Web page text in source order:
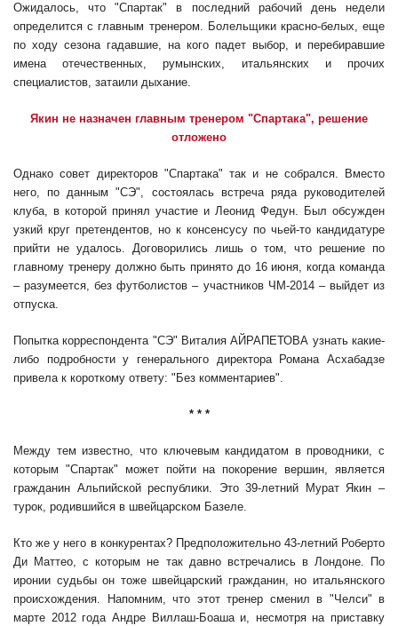
Ожидалось, что "Спартак" в последний рабочий день недели
определится с главным тренером. Болельщики красно-белых, еще
по ходу сезона гадавшие, на кого падет выбор, и перебиравшие
имена отечественных, румынских, итальянских и прочих
специалистов, затаили дыхание.
Якин не назначен главным тренером "Спартака", решение
отложено
Однако совет директоров "Спартака" так и не собрался. Вместо
него, по данным "СЭ", состоялась встреча ряда руководителей
клуба, в которой принял участие и Леонид Федун. Был обсужден
узкий круг претендентов, но к консенсусу по чьей-то кандидатуре
прийти не удалось. Договорились лишь о том, что решение по
главному тренеру должно быть принято до 16 июня, когда команда
– разумеется, без футболистов – участников ЧМ-2014 – выйдет из
отпуска.
Попытка корреспондента "СЭ" Виталия АЙРАПЕТОВА узнать какие-
либо подробности у генерального директора Романа Асхабадзе
привела к короткому ответу: "Без комментариев".
* * *
Между тем известно, что ключевым кандидатом в проводники, с
которым "Спартак" может пойти на покорение вершин, является
гражданин Альпийской республики. Это 39-летний Мурат Якин –
турок, родившийся в швейцарском Базеле.
Кто же у него в конкурентах? Предположительно 43-летний Роберто
Ди Маттео, с которым не так давно встречались в Лондоне. По
иронии судьбы он тоже швейцарский гражданин, но итальянского
происхождения. Напомним, что этот тренер сменил в "Челси" в
марте 2012 года Андре Виллаш-Боаша и, несмотря на приставку